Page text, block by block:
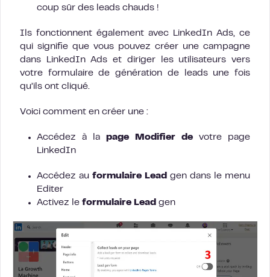
coup sûr des leads chauds !
Ils fonctionnent également avec LinkedIn Ads, ce
qui signifie que vous pouvez créer une campagne
dans LinkedIn Ads et diriger les utilisateurs vers
votre formulaire de génération de leads une fois
qu’ils ont cliqué.
Voici comment en créer une :
Accédez à la page Modifier de votre page
LinkedIn
Accédez au formulaire Lead gen dans le menu
Editer
Activez le formulaire Lead gen